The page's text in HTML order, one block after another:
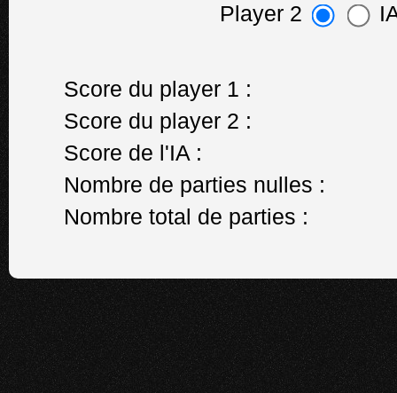
Player 2
Score du player 1 :
Score du player 2 :
Score de l'IA :
Nombre de parties nulles :
Nombre total de parties :